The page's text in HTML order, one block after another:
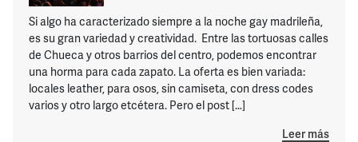
Si algo ha caracterizado siempre a la noche gay madrileña,
es su gran variedad y creatividad. Entre las tortuosas calles
de Chueca y otros barrios del centro, podemos encontrar
una horma para cada zapato. La oferta es bien variada:
locales leather, para osos, sin camiseta, con dress codes
varios y otro largo etcétera. Pero el post […]
Leer más